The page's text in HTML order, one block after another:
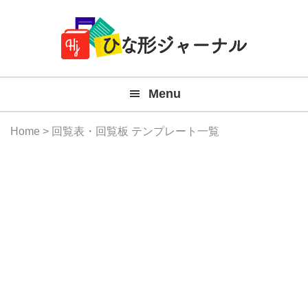
Navigation
料
テ
Menu
Home > 回覧表・回覧板 テンプレート一覧